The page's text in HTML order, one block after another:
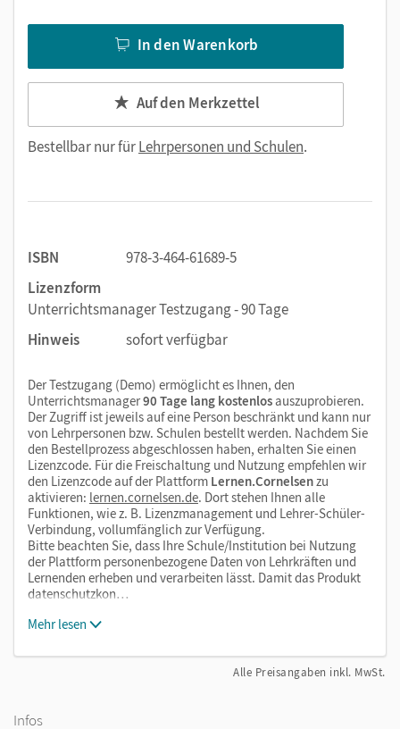
In den Warenkorb
Auf den Merkzettel
Bestellbar nur fürLehrpersonen und Schulen.
ISBN
978-3-464-61689-5
Lizenzform
Unterrichtsmanager Testzugang - 90 Tage
Hinweis
sofort verfügbar
Der Testzugang (Demo) ermöglicht es Ihnen, den
Unterrichtsmanager90 Tage lang kostenlosauszuprobieren.
Der Zugriff ist jeweils auf eine Person beschränkt und kann nur
von Lehrpersonen bzw. Schulen bestellt werden. Nachdem Sie
den Bestellprozess abgeschlossen haben, erhalten Sie einen
Lizenzcode. Für die Freischaltung und Nutzung empfehlen wir
den Lizenzcode auf der Plattform Lernen.Cornelsenzu
aktivieren: lernen.cornelsen.de. Dort stehen Ihnen alle
Funktionen, wie z. B. Lizenzmanagement und Lehrer-Schüler-
Verbindung, vollumfänglich zur Verfügung.
Bitte beachten Sie, dass Ihre Schule/Institution bei Nutzung
der Plattform personenbezogene Daten von Lehrkräften und
Lernenden erheben und verarbeiten lässt. Damit das Produkt
datenschutzkon…
Mehr lesen
Alle Preisangaben inkl. MwSt.
Infos